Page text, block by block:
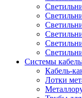
Системы
Кабель-
Лотки